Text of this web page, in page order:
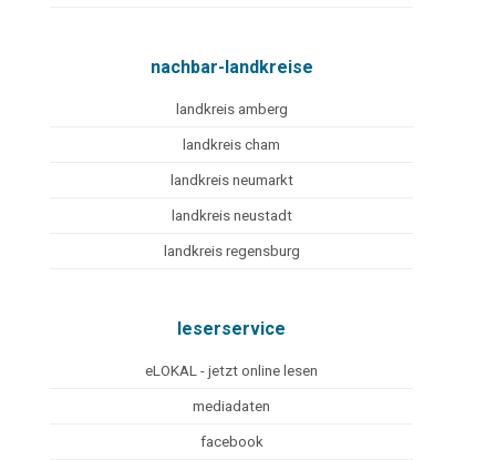
nachbar-landkreise
landkreis amberg
landkreis cham
landkreis neumarkt
landkreis neustadt
landkreis regensburg
leserservice
eLOKAL - jetzt online lesen
mediadaten
facebook